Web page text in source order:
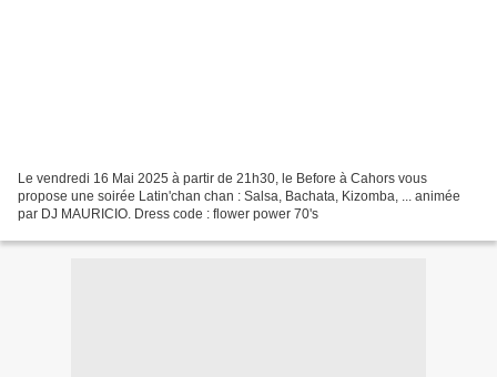
Le vendredi 16 Mai 2025 à partir de 21h30, le Before à Cahors vous
propose une soirée Latin'chan chan : Salsa, Bachata, Kizomba, ... animée
par DJ MAURICIO. Dress code : flower power 70's